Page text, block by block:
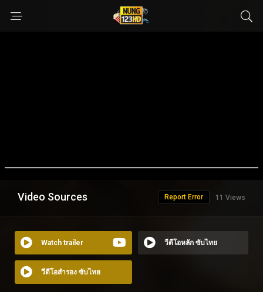
Video Sources 11 Views
Report Error
Watch trailer วีดีโอหลัก ซับไทย
วีดีโอสำรอง ซับไทย